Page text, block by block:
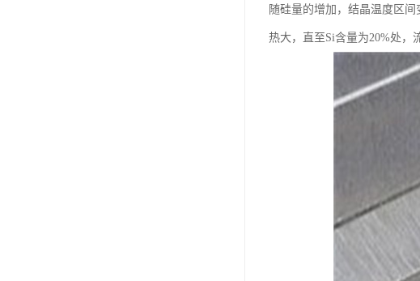
随硅量的增加，结晶温度区
热大，直至Si含量为20%处，